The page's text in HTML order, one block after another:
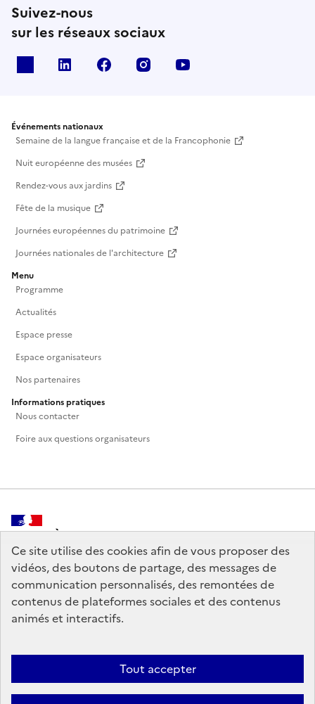
Ce site utilise des cookies afin de vous proposer des
vidéos, des boutons de partage, des messages de
communication personnalisés, des remontées de
contenus de plateformes sociales et des contenus
animés et interactifs.
Tout accepter
Suivez-nous
sur les réseaux sociaux
Linkedin Facebook Instagram
Événements nationaux
Semaine de la langue française et de la Francophonie
Nuit européenne des musées
Rendez-vous aux jardins
Fête de la musique
Journées européennes du patrimoine
Journées nationales de l'architecture
Menu
Programme
Actualités
Espace presse
Espace organisateurs
Nos partenaires
Informations pratiques
Nous contacter
Foire aux questions organisateurs
MINISTÈRE
DE LA CULTURE
legifrance.gouv.fr
service-public.gouv.fr
data.gouv.fr